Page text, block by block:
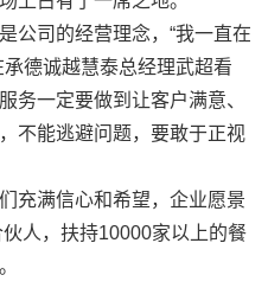
司的经营理念，“我一直在
德诚越慧泰总经理武超看
务一定要做到让客户满意、
不能逃避问题，要敢于正视
满信心和希望，企业愿景
人，扶持10000家以上的餐